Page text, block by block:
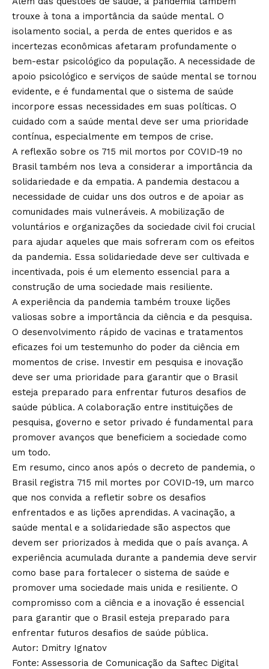
trouxe à tona a importância da saúde mental. O
isolamento social, a perda de entes queridos e as
incertezas econômicas afetaram profundamente o
bem-estar psicológico da população. A necessidade de
apoio psicológico e serviços de saúde mental se tornou
evidente, e é fundamental que o sistema de saúde
incorpore essas necessidades em suas políticas. O
cuidado com a saúde mental deve ser uma prioridade
contínua, especialmente em tempos de crise.
A reflexão sobre os 715 mil mortos por COVID-19 no
Brasil também nos leva a considerar a importância da
solidariedade e da empatia. A pandemia destacou a
necessidade de cuidar uns dos outros e de apoiar as
comunidades mais vulneráveis. A mobilização de
voluntários e organizações da sociedade civil foi crucial
para ajudar aqueles que mais sofreram com os efeitos
da pandemia. Essa solidariedade deve ser cultivada e
incentivada, pois é um elemento essencial para a
construção de uma sociedade mais resiliente.
A experiência da pandemia também trouxe lições
valiosas sobre a importância da ciência e da pesquisa.
O desenvolvimento rápido de vacinas e tratamentos
eficazes foi um testemunho do poder da ciência em
momentos de crise. Investir em pesquisa e inovação
deve ser uma prioridade para garantir que o Brasil
esteja preparado para enfrentar futuros desafios de
saúde pública. A colaboração entre instituições de
pesquisa, governo e setor privado é fundamental para
promover avanços que beneficiem a sociedade como
um todo.
Em resumo, cinco anos após o decreto de pandemia, o
Brasil registra 715 mil mortes por COVID-19, um marco
que nos convida a refletir sobre os desafios
enfrentados e as lições aprendidas. A vacinação, a
saúde mental e a solidariedade são aspectos que
devem ser priorizados à medida que o país avança. A
experiência acumulada durante a pandemia deve servir
como base para fortalecer o sistema de saúde e
promover uma sociedade mais unida e resiliente. O
compromisso com a ciência e a inovação é essencial
para garantir que o Brasil esteja preparado para
enfrentar futuros desafios de saúde pública.
Autor: Dmitry Ignatov
Fonte: Assessoria de Comunicação da Saftec Digital